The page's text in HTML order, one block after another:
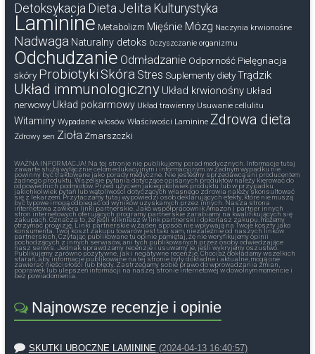
Detoksykacja Dieta Jelita Kulturystyka
Laminine Metabolizm Mięśnie Mózg Naczynia krwionośne
Nadwaga Naturalny detoks Oczyszczanie organizmu
Odchudzanie Odmładzanie Odporność Pielęgnacja
skóry Probiotyki Skóra Stres Suplementy diety Trądzik
Układ immunologiczny Układ krwionośny Układ
nerwowy Układ pokarmowy Układ trawienny Usuwanie cellulitu
Witaminy Wypadanie włosów Właściwości Laminine Zdrowa dieta
Zdrowy sen Zioła Zmarszczki
WAŻNA INFORMACJA! Na tej stronie nie publikujemy porad medycznych. Informacje tutaj
zawarte służą wyłącznie celom edukacyjnym i informacyjnym iw żadnym wypadku nie
powinny być traktowane jako porady medyczne. Nie jesteśmy sprzedawcą ani producentem
żadnego produktu. Wszelkie pytania dotyczące opisanych produktów należy kierować do
odpowiednich podmiotów. Przed użyciem jakiegokolwiek produktu lub w przypadku
jakichkolwiek pytań lub wątpliwości dotyczących własnego zdrowia należy skonsultować
się z lekarzem. Przytaczamy tutaj wypowiedzi osób deklarujących efekty, które nie muszą
być typowe i mogą odbiegać od wyników uzyskanych przez innych. Nasza strona
internetowa zawiera linki partnerskie. Jako współpracownik Amazon i partner innych
stron internetowych oferujących programy partnerskie zarabiamy na kwalifikujących się
zakupach. Oznacza to, że jeśli klikniesz w link partnerski i dokonasz zakupu, możemy
otrzymać prowizję. Linki partnerskie w żaden sposób nie wpływają na Twoje koszty jako
konsumenta. Twój koszt zakupu towarów jest taki sam, niezależnie od naszych linków
partnerskich. Czytając publikowane tu opinie pamiętaj, że nie weryfikujemy opinii
pochodzących z innych serwisów, ani tych publikowanych przez osoby odwiedzające
nasz serwis. Jednak sprawdzamy recenzje i usuwamy je, jeśli wykryjemy oszustwo.
Publikujemy zarówno pozytywne, jak i negatywne recenzje. Chociaż dokładamy wszelkich
starań, aby informacje publikowane na tej stronie były dokładne i aktualne, mogą one
zawierać nieścisłości lub błędy. Zastrzegamy sobie prawo do wprowadzania zmian,
poprawek lub ulepszeń informacji na naszej stronie internetowej w dowolnym momencie i
bez powiadomienia.
Najnowsze recenzje i opinie
SKUTKI UBOCZNE LAMININE (2024-04-13 16:40:57)